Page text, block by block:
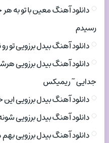
دانلود آهنگ معین با تو به
رسیدم
دانلود آهنگ بیدل برزویی تو
دانلود آهنگ بیدل برزویی
جدایی ~ ریمیکس
دانلود آهنگ بیدل برزویی
دانلود آهنگ بیدل برزویی
دانلود آهنگ بیدل برزویی بهم